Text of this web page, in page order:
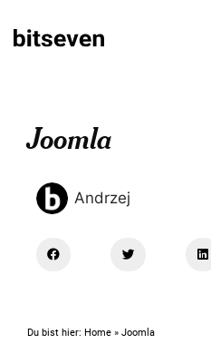
Joomla
Andrzej
Du bist hier: Home » Joomla